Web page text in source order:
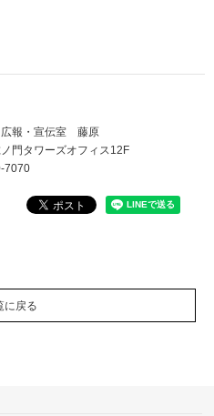
報・宣伝室 藤原
門タワーズオフィス12F
7070
に戻る